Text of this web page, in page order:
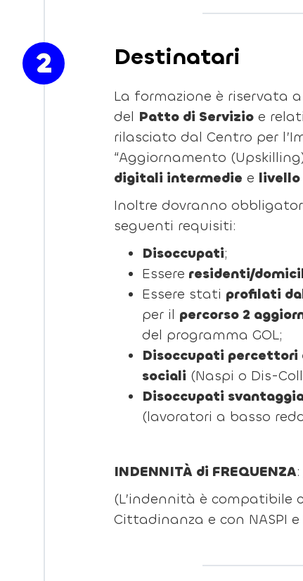
2 Destinatari
La formazione è riservata a
del Patto di Servizio e
rilasciato dal Centro per
“Aggiornamento
digitali intermedie e
Inoltre dovranno
seguenti requisiti:
Disoccupati;
Essere residenti/
Essere stati profilati
per il percorso 2
del programma GOL;
Disoccupati
sociali (Naspi o Dis-
Disoccupati
(lavoratori a basso
INDENNITÀ di FREQUENZA:
(L’indennità è compatibile
Cittadinanza e con NASPI e